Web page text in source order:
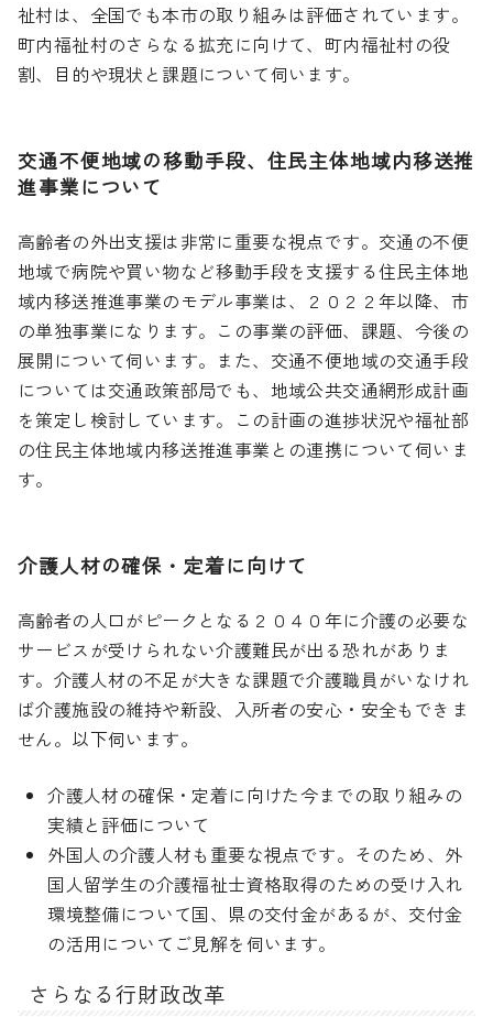
祉村は、全国でも本市の取り組みは評価されています。
町内福祉村のさらなる拡充に向けて、町内福祉村の役
割、目的や現状と課題について伺います。
交通不便地域の移動手段、住民主体地域内移送推
進事業について
高齢者の外出支援は非常に重要な視点です。交通の不便
地域で病院や買い物など移動手段を支援する住民主体地
域内移送推進事業のモデル事業は、２０２２年以降、市
の単独事業になります。この事業の評価、課題、今後の
展開について伺います。また、交通不便地域の交通手段
については交通政策部局でも、地域公共交通網形成計画
を策定し検討しています。この計画の進捗状況や福祉部
の住民主体地域内移送推進事業との連携について伺いま
す。
介護人材の確保・定着に向けて
高齢者の人口がピークとなる２０４０年に介護の必要な
サービスが受けられない介護難民が出る恐れがありま
す。介護人材の不足が大きな課題で介護職員がいなけれ
ば介護施設の維持や新設、入所者の安心・安全もできま
せん。以下伺います。
介護人材の確保・定着に向けた今までの取り組みの
実績と評価について
外国人の介護人材も重要な視点です。そのため、外
国人留学生の介護福祉士資格取得のための受け入れ
環境整備について国、県の交付金があるが、交付金
の活用についてご見解を伺います。
さらなる行財政改革